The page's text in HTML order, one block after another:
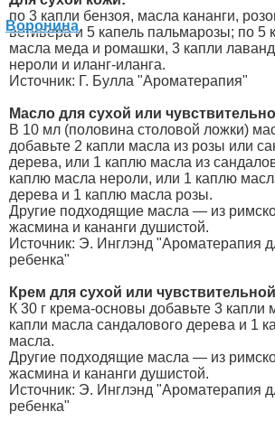
по 3 капли бензоя, масла кананги,
ветивера и 5 капель пальмарозы; по 5
масла меда и ромашки, 3 капли
нероли и иланг-иланга.
Источник: Г. Булла "Ароматерапия"
Масло для сухой или
В 10 мл (половина столовой ложки)
добавьте 2 капли масла из розы или
дерева, или 1 каплю масла из
каплю масла нероли, или 1 каплю
дерева и 1 каплю масла розы.
Другие подходящие масла — из
жасмина и кананги душистой.
Источник: Э. Инглэнд "Ароматерапия
ребенка"
Крем для сухой или
К 30 г крема-основы добавьте 3 капли
капли масла сандалового дерева и 1
масла.
Другие подходящие масла — из
жасмина и кананги душистой.
Источник: Э. Инглэнд "Ароматерапия
ребенка"